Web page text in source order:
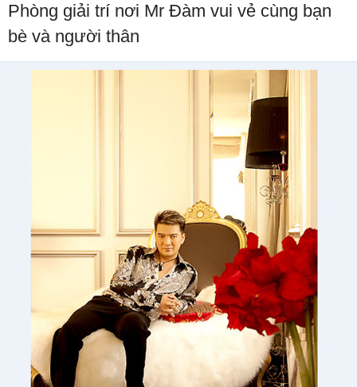
Phòng giải trí nơi Mr Đàm vui vẻ cùng bạn
bè và người thân